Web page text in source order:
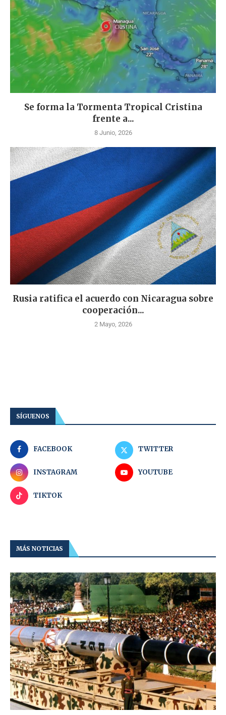
Se forma la Tormenta Tropical Cristina
frente a...
8 Junio, 2026
Rusia ratifica el acuerdo con Nicaragua sobre
cooperación...
2 Mayo, 2026
SÍGUENOS
FACEBOOK TWITTER
INSTAGRAM YOUTUBE
TIKTOK
MÁS NOTICIAS